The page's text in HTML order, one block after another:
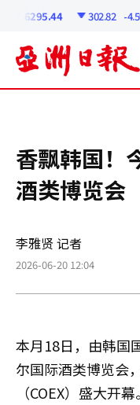
6295.44 302.82 -
香飘韩国！
酒类博览会
李雅贤 记者
2026-06-20 12:04
本月18日，由韩国
尔国际酒类博览会
（COEX）盛大开